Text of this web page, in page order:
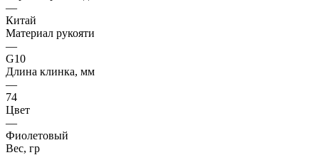
—
Китай
Материал рукояти
—
G10
Длина клинка, мм
—
74
Цвет
—
Фиолетовый
Вес, гр